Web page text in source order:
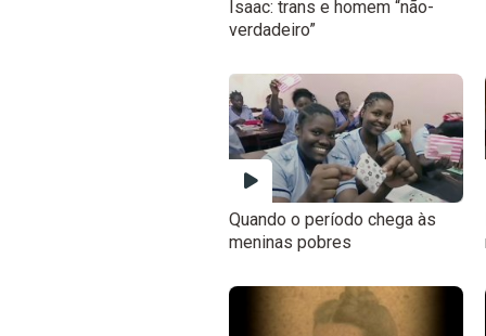
Isaac: trans e homem “não-
verdadeiro”
Quando o período chega às
meninas pobres